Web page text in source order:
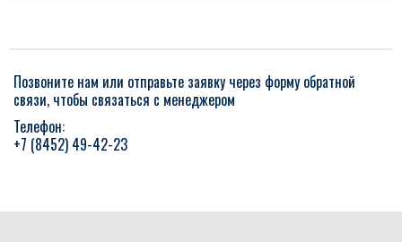
Позвоните нам или отправьте заявку через форму обратной
связи, чтобы связаться с менеджером
Телефон:
+7 (8452) 49-42-23